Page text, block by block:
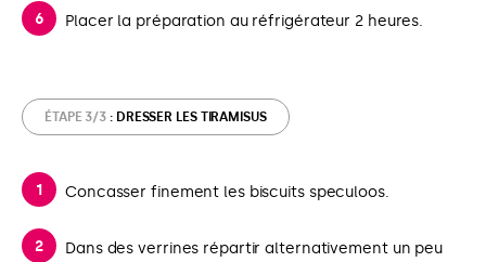
Placer la préparation au réfrigérateur 2 heures.
ÉTAPE 3/3 : DRESSER LES TIRAMISUS
Concasser finement les biscuits speculoos.
Dans des verrines répartir alternativement un peu